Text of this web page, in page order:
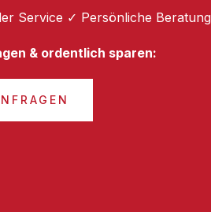
Service ✓ Persönliche
& ordentlich sparen: